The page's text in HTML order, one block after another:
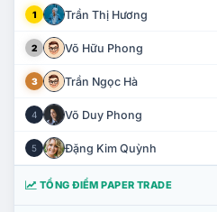
1 Trần Thị Hương
2 Võ Hữu Phong
3 Trần Ngọc Hà
4 Võ Duy Phong
5 Đặng Kim Quỳnh
TỔNG ĐIỂM PAPER TRADE